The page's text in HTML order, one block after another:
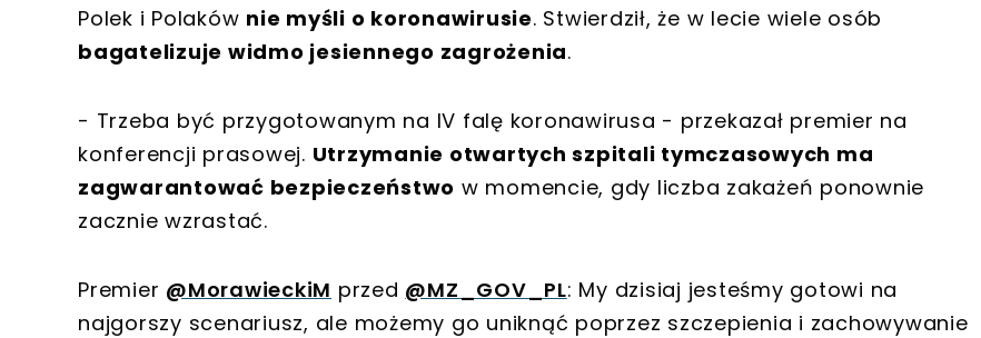
Polek i Polaków nie myśli o koronawirusie. Stwierdził, że w lecie wiele osób
bagatelizuje widmo jesiennego zagrożenia.
- Trzeba być przygotowanym na IV falę koronawirusa - przekazał premier na
konferencji prasowej. Utrzymanie otwartych szpitali tymczasowych ma
zagwarantować bezpieczeństwo w momencie, gdy liczba zakażeń ponownie
zacznie wzrastać.
Premier @MorawieckiM przed @MZ_GOV_PL: My dzisiaj jesteśmy gotowi na
najgorszy scenariusz, ale możemy go uniknąć poprzez szczepienia i zachowywanie